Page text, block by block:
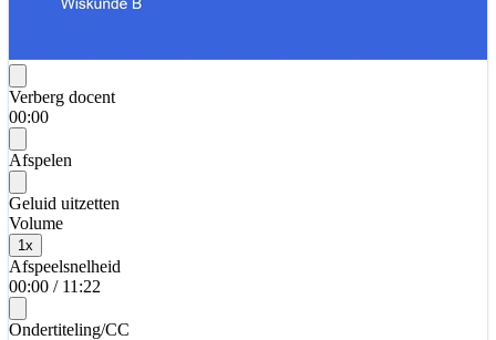
Verberg docent
00:00
Afspelen
Geluid uitzetten
Volume
1 x
Afspeelsnelheid
00:00 / 11:22
Ondertiteling/CC